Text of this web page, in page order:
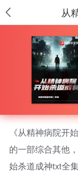
从
《从精神病院开
的一部综合其他
始杀道成神txt全